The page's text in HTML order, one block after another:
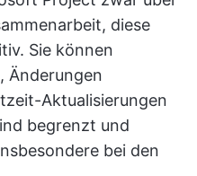
diese
Sie können
Änderungen
Aktualisierungen
begrenzt und
bei den